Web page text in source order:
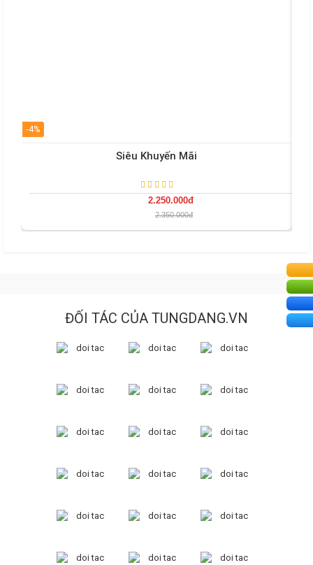
-4%
Siêu Khuyến Mãi
2.250.000đ
2.350.000đ
ĐỐI TÁC CỦA TUNGDANG.VN